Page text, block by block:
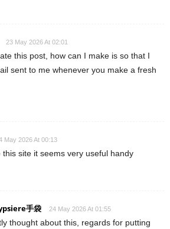
23 May 2026 At 02:01
this post, how can I make is so that I
sent to me whenever you make a fresh
May 2026 At 00:13
this site it seems very useful handy
手袋 24 May 2026 At 01:55
thought about this, regards for putting